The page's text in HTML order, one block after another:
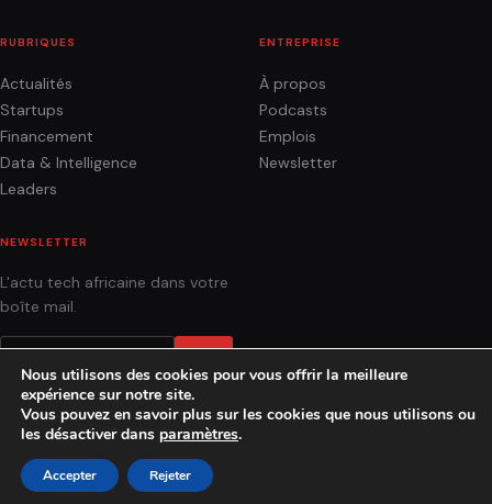
RUBRIQUES
Actualités
Startups
Financement
Data & Intelligence
Leaders
ENTREPRISE
À propos
Podcasts
Emplois
Newsletter
NEWSLETTER
L'actu tech africaine dans votre
boîte mail.
ACTUALITÉSANALYSES PODCASTS AGENCE
© 2026 Socialnetlink · Fait à Dakar, Sénégal.
Nous utilisons des cookies pour vous offrir la meilleure
expérience sur notre site.
Vous pouvez en savoir plus sur les cookies que nous utilisons ou
les désactiver dans paramètres.
Accepter Rejeter